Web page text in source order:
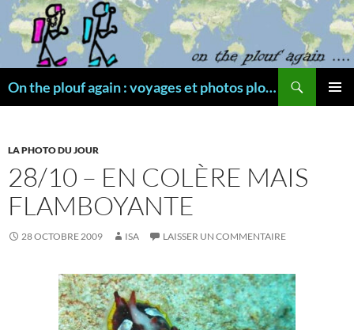
Aller
au
contenu
On the plouf again : voyages et photos plongée
LA PHOTO DU JOUR
28/10 – EN COLÈRE MAIS
FLAMBOYANTE
28 OCTOBRE 2009 ISA LAISSER UN COMMENTAIRE